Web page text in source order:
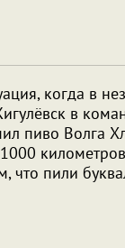
когда в
в
пиво Волга
что пили